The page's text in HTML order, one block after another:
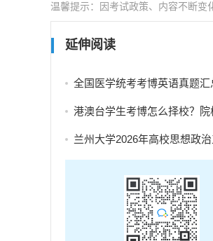
温馨提示：因考试政策、内容不断变
延伸阅读
全国医学统考考博英语真题汇
港澳台学生考博怎么择校？院
兰州大学2026年高校思想政治工作骨干在